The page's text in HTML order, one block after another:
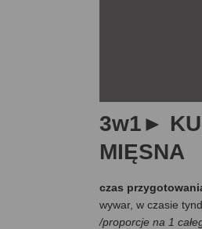
3w1►
MIĘSNA
czas
wywar, w czasie
/proporcje na 1